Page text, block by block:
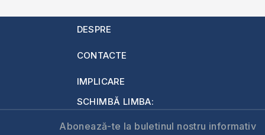
DESPRE
CONTACTE
IMPLICARE
SCHIMBĂ LIMBA:
Abonează-te la buletinul nostru informativ